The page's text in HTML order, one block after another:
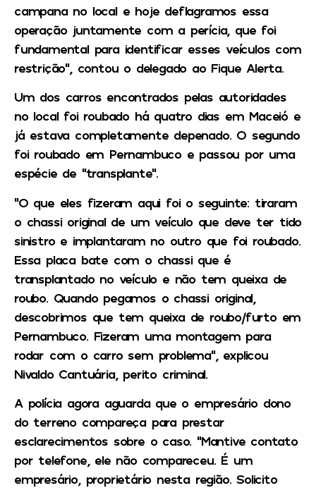
campana no local e hoje deflagramos essa
operação juntamente com a perícia, que foi
fundamental para identificar esses veículos com
restrição”, contou o delegado ao Fique Alerta.
Um dos carros encontrados pelas autoridades
no local foi roubado há quatro dias em Maceió e
já estava completamente depenado. O segundo
foi roubado em Pernambuco e passou por uma
espécie de “transplante”.
“O que eles fizeram aqui foi o seguinte: tiraram
o chassi original de um veículo que deve ter tido
sinistro e implantaram no outro que foi roubado.
Essa placa bate com o chassi que é
transplantado no veículo e não tem queixa de
roubo. Quando pegamos o chassi original,
descobrimos que tem queixa de roubo/furto em
Pernambuco. Fizeram uma montagem para
rodar com o carro sem problema”, explicou
Nivaldo Cantuária, perito criminal.
A polícia agora aguarda que o empresário dono
do terreno compareça para prestar
esclarecimentos sobre o caso. “Mantive contato
por telefone, ele não compareceu. É um
empresário, proprietário nesta região. Solicito